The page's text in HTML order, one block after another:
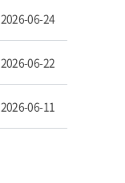
2026-06-24
2026-06-22
2026-06-11